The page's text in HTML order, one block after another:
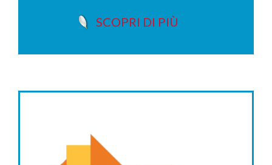
SCOPRI DI PIÙ